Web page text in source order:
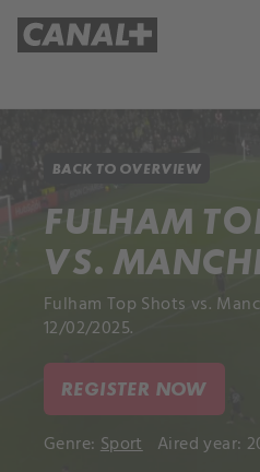
BACK TO OVERVIEW
FULHAM
VS.
Fulham Top Shots vs.
12/02/2025.
REGISTER NOW
Genre: Sport Aired year: